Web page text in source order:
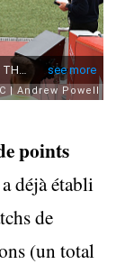
points
déjà établi
de
(un total